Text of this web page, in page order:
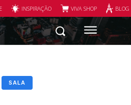
INSPIRAÇÃO VIVA SHOP
SALA